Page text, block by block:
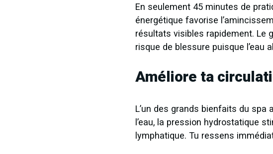
En seulement 45 minutes de
énergétique favorise
résultats visibles rapidement. Le
risque de blessure puisque l’eau
Améliore ta
L’un des grands bienfaits du
l’eau, la pression hydrostatique
lymphatique. Tu ressens